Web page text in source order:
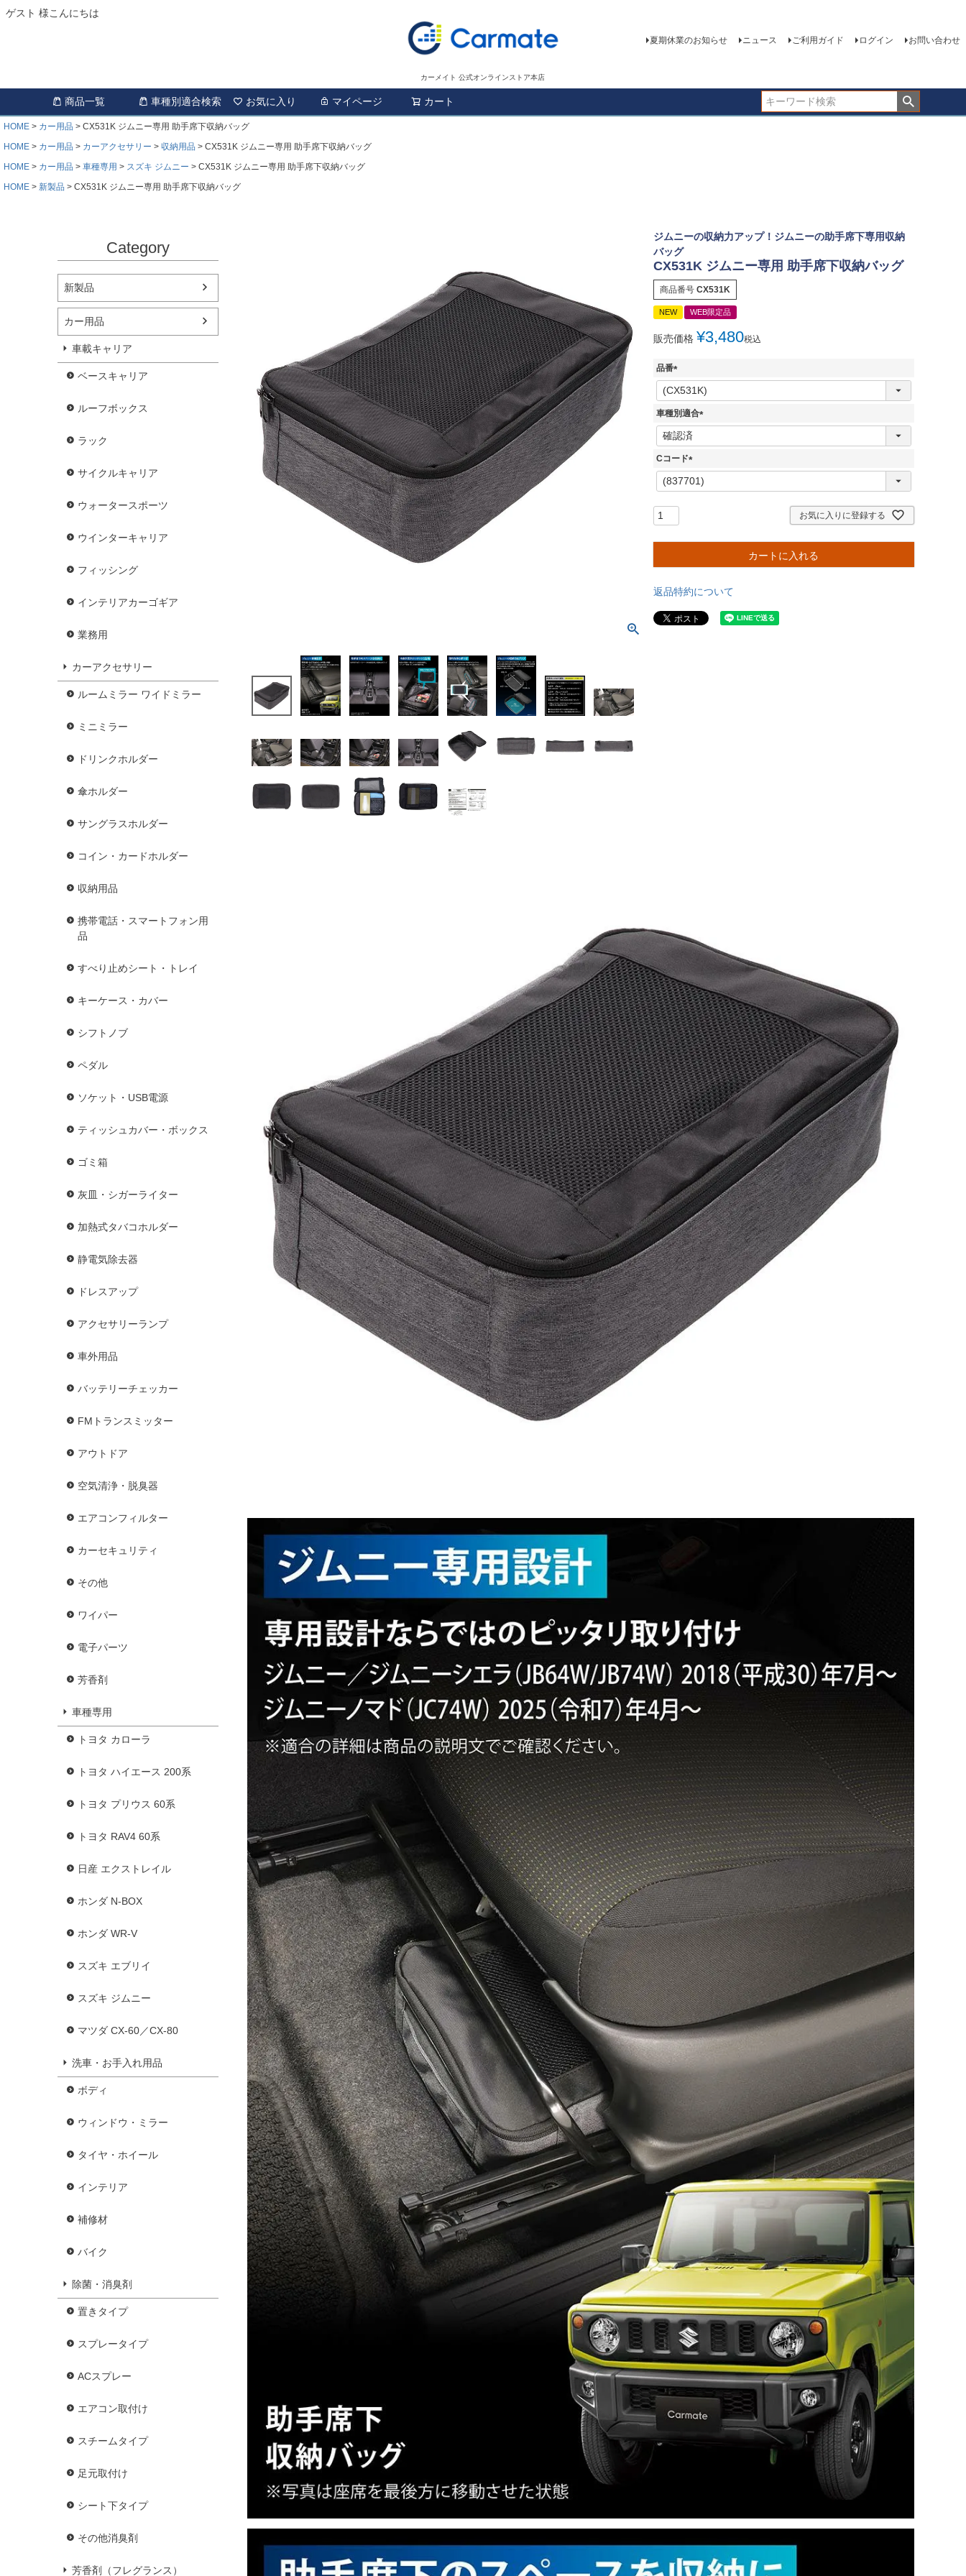
ゲスト 様こんにちは
カーメイト 公式オンラインストア本店
夏期休業のお知らせ ニュース ご利用ガイド ログイン お問い合わせ
商品一覧 車種別適合検索 お気に入り マイページ カート
HOME カー用品
CX531K ジムニー専用 助手席下収納バッグ
HOME
カー用品 カーアクセサリー 収納用品
CX531K ジムニー専用 助手席下収納バッグ
HOME
カー用品 車種専用 スズキ ジムニー
CX531K ジムニー専用 助手席下収納バッグ
HOME
新製品 CX531K ジムニー専用 助手席下収納バッグ
Category
新製品
カー用品
車載キャリア
ベースキャリア
ルーフボックス
ラック
サイクルキャリア
ウォータースポーツ
ウインターキャリア
フィッシング
インテリアカーゴギア
業務用
カーアクセサリー
ルームミラー ワイドミラー
ミニミラー
ドリンクホルダー
傘ホルダー
サングラスホルダー
コイン・カードホルダー
収納用品
携帯電話・スマートフォン用
品
すべり止めシート・トレイ
キーケース・カバー
シフトノブ
ペダル
ソケット・USB電源
ティッシュカバー・ボックス
ゴミ箱
灰皿・シガーライター
加熱式タバコホルダー
静電気除去器
ドレスアップ
アクセサリーランプ
車外用品
バッテリーチェッカー
FMトランスミッター
アウトドア
空気清浄・脱臭器
エアコンフィルター
カーセキュリティ
その他
ワイパー
電子パーツ
芳香剤
車種専用
トヨタ カローラ
トヨタ ハイエース 200系
トヨタ プリウス 60系
トヨタ RAV4 60系
日産 エクストレイル
ホンダ N-BOX
ホンダ WR-V
スズキ エブリイ
スズキ ジムニー
マツダ CX-60／CX-80
洗車・お手入れ用品
ボディ
ウィンドウ・ミラー
タイヤ・ホイール
インテリア
補修材
バイク
除菌・消臭剤
置きタイプ
スプレータイプ
ACスプレー
エアコン取付け
スチームタイプ
足元取付け
シート下タイプ
その他消臭剤
芳香剤（フレグランス）
ジムニーの収納力アップ！ジムニーの助手席下専用収納
バッグ
CX531K ジムニー専用 助手席下収納バッグ
商品番号 CX531K
NEW WEB限定品
販売価格 ¥3,480税込
品番
(
必
須
車種別適合
(
Cコード
(
必
お気に入りに登録する
カートに入れる
返品特約について